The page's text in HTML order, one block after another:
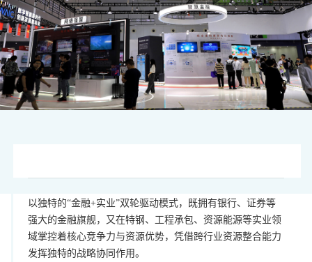
以独特的“金融+实业”双轮驱动模式，既拥有银行、证券等
强大的金融旗舰，又在特钢、工程承包、资源能源等实业领
域掌控着核心竞争力与资源优势，凭借跨行业资源整合能力
发挥独特的战略协同作用。